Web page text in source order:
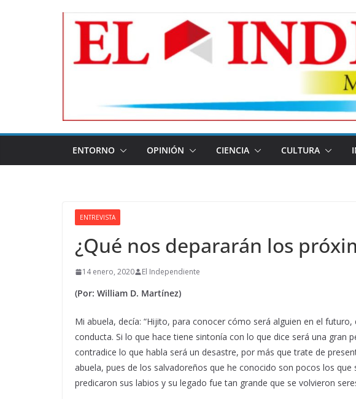
ENTORNO OPINIÓN CIENCIA CULTURA
ENTREVISTA
¿Qué nos depararán los
14 enero, 2020 El Independiente
(Por: William D. Martínez)
Mi abuela, decía: “Hijito, para conocer cómo será alguien en el
conducta. Si lo que hace tiene sintonía con lo que dice será una gran
contradice lo que habla será un desastre, por más que trate de
abuela, pues de los salvadoreños que he conocido son pocos los
predicaron sus labios y su legado fue tan grande que se volvieron